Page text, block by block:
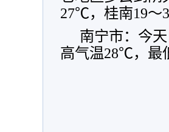
27℃，桂南19～
南宁市：今
高气温28℃，最